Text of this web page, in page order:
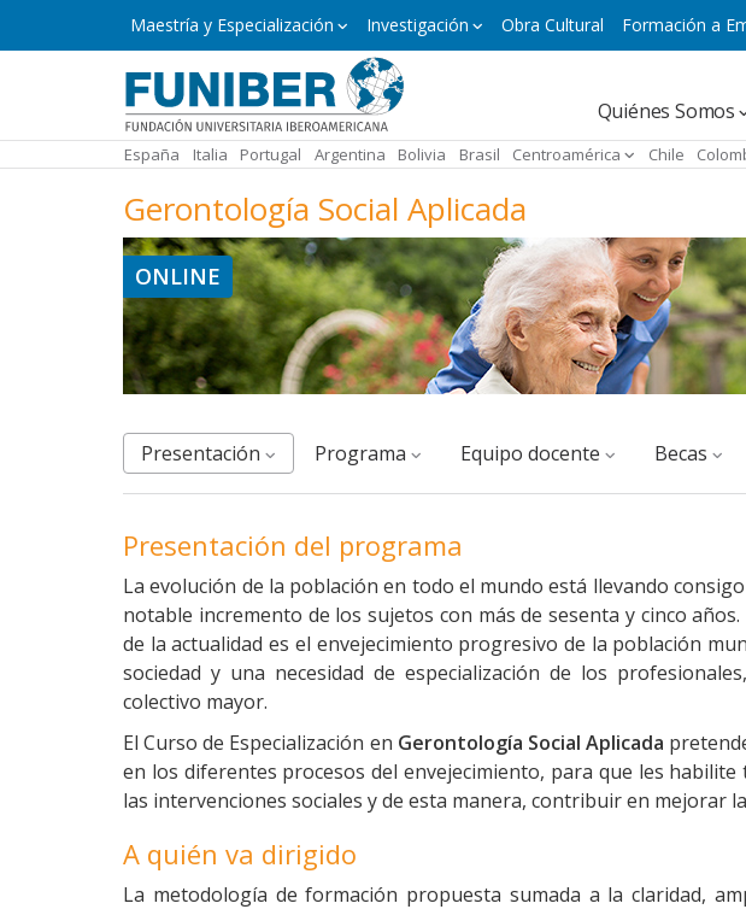
y
Maestría y Especialización Investigación Obra Cultural Formación a
Navegación
principal
Quiénes Somos
España Italia Portugal Argentina Bolivia Brasil Centroamérica Chile
Gerontología Social Aplicada
ONLINE
Presentación Programa equipo docente Becas
Presentación del programa
La evolución de la población en todo el mundo está llevando
notable incremento de los sujetos con más de sesenta y cinco
de la actualidad es el envejecimiento progresivo de la población
sociedad y una necesidad de especialización de los
colectivo mayor.
El Curso de Especialización en Gerontología Social Aplicada
en los diferentes procesos del envejecimiento, para que les
las intervenciones sociales y de esta manera, contribuir en mejorar
A quién va dirigido
La metodología de formación propuesta sumada a la claridad,